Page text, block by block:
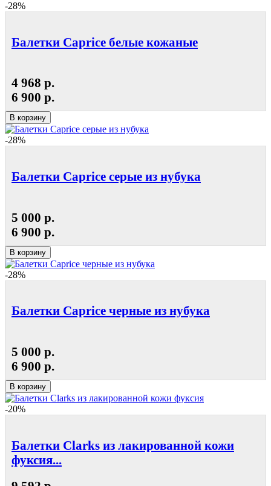
-28%
Балетки Caprice белые кожаные
4 968 р.
6 900 р.
В корзину
-28%
Балетки Caprice серые из нубука
5 000 р.
6 900 р.
В корзину
-28%
Балетки Caprice черные из нубука
5 000 р.
6 900 р.
В корзину
-20%
Балетки Clarks из лакированной кожи
фуксия...